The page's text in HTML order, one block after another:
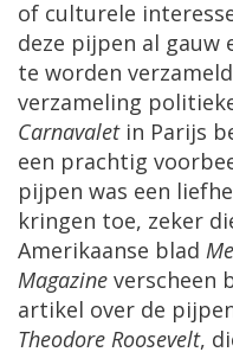
of culturele
deze pijpen al gauw
te worden verzameld
verzameling
Carnavalet in Parijs
een prachtig
pijpen was een
kringen toe, zeker
Amerikaanse blad
Magazine verscheen
artikel over de
Theodore Roosevelt,